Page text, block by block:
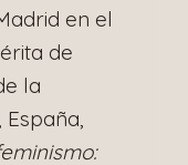
en el
de
la